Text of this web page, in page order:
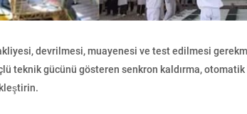
devrilmesi, muayenesi ve test edilmesi
teknik gücünü gösteren senkron kaldırma, otomatik